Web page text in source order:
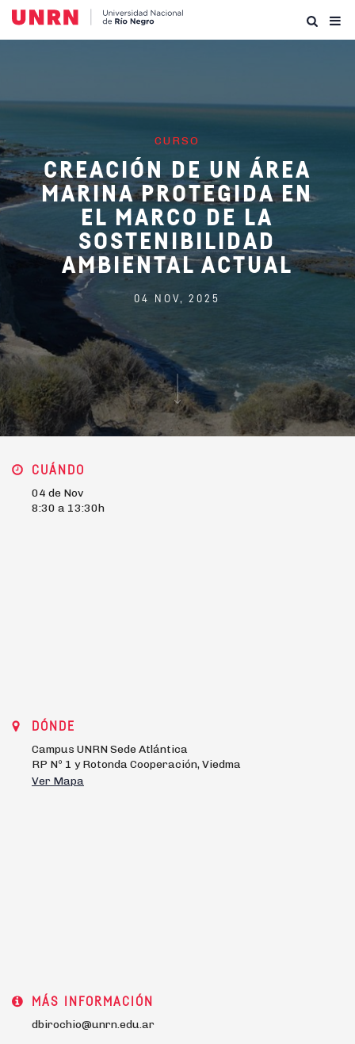
CURSO
CREACIÓN DE UN ÁREA
MARINA PROTEGIDA EN
EL MARCO DE LA
SOSTENIBILIDAD
AMBIENTAL ACTUAL
04 NOV, 2025
CUÁNDO
04 de Nov
8:30 a 13:30h
DÓNDE
Campus UNRN Sede Atlántica
RP Nº 1 y Rotonda Cooperación, Viedma
Ver Mapa
MÁS INFORMACIÓN
dbirochio@unrn.edu.ar